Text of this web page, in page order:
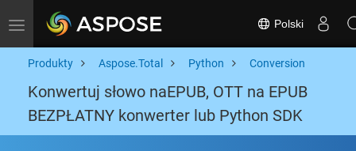
Toggle navigation Polski
Produkty Aspose.Total Python Conversion
Konwertuj słowo naEPUB, OTT na EPUB
BEZPŁATNY konwerter lub Python SDK